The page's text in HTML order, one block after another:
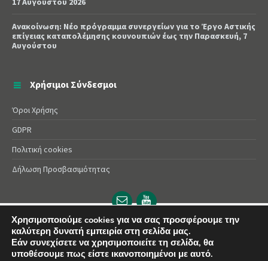
Ανακοίνωση: Νέο πρόγραμμα συνεργείων για το Έργο Αστικής
επίγειας καταπολέμησης κουνουπιών έως την Παρασκευή, 7
Αυγούστου
Χρήσιμοι Σύνδεσμοι
Όροι Χρήσης
GDPR
Πολιτική cookies
Δήλωση Προσβασιμότητας
Email
url
YouTube
url
© 2025 Δήμος Αλεξάνδρειας | Powered byApogee
Χρησιμοποιούμε cookies για να σας προσφέρουμε την
καλύτερη δυνατή εμπειρία στη σελίδα μας.
Εάν συνεχίσετε να χρησιμοποιείτε τη σελίδα, θα
υποθέσουμε πως είστε ικανοποιημένοι με αυτό.